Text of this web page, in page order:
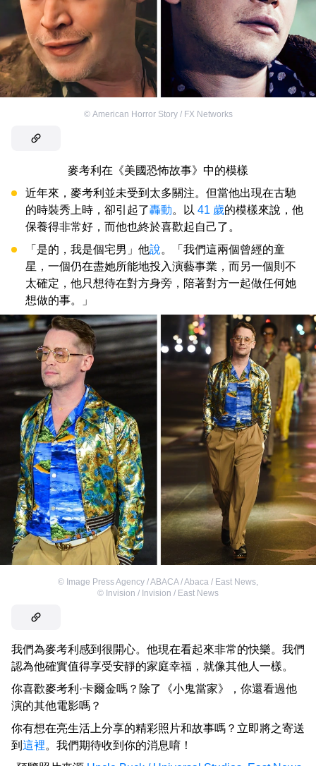
© American Horror Story / FX Networks
麥考利在《美國恐怖故事》中的模樣
近年來，麥考利並未受到太多關注。但當他出現在古馳
的時裝秀上時，卻引起了轟動。以 41 歲的模樣來說，他
保養得非常好，而他也終於喜歡起自己了。
「是的，我是個宅男」他說。「我們這兩個曾經的童
星，一個仍在盡她所能地投入演藝事業，而另一個則不
太確定，他只想待在對方身旁，陪著對方一起做任何她
想做的事。」
© Image Press Agency / ABACA / Abaca / East News
© Invision / Invision / East News
我們為麥考利感到很開心。他現在看起來非常的快樂。我們
認為他確實值得享受安靜的家庭幸福，就像其他人一樣。
你喜歡麥考利·卡爾金嗎？除了《小鬼當家》，你還看過他
演的其他電影嗎？
你有想在亮生活上分享的精彩照片和故事嗎？立即將之寄送
到 這裡。我們期待收到你的消息唷！